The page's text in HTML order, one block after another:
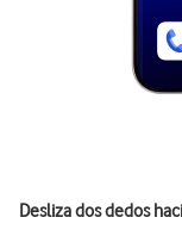
Desliza dos dedos